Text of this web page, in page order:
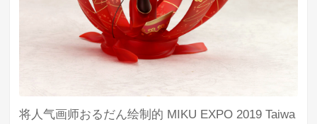
将人气画师おるだん绘制的 MIKU EXPO 2019 Taiwa